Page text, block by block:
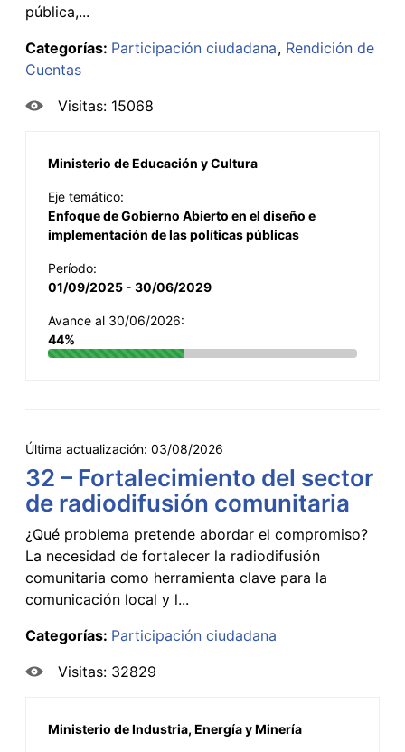
pública,...
Categorías: Participación ciudadana Rendición de
Cuentas
Visitas: 15068
Ministerio de Educación y Cultura
Eje temático:
Enfoque de Gobierno Abierto en el diseño e
implementación de las políticas públicas
Período:
01/09/2025 - 30/06/2029
Avance al 30/06/2026:
44%
Última actualización: 03/08/2026
32 – Fortalecimiento del sector
de radiodifusión comunitaria
¿Qué problema pretende abordar el compromiso?
La necesidad de fortalecer la radiodifusión
comunitaria como herramienta clave para la
comunicación local y l...
Categorías: Participación ciudadana
Visitas: 32829
Ministerio de Industria, Energía y Minería